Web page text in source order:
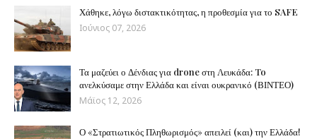
Χάθηκε, λόγω διστακτικότητας, η προθεσμία για το SAFE
Ιούνιος 07, 2026
Τα μαζεύει ο Δένδιας για drone στη Λευκάδα: To
ανελκύσαμε στην Ελλάδα και είναι ουκρανικό (ΒΙΝΤΕΟ)
Μάϊος 12, 2026
Ο «Στρατιωτικός Πληθωρισμός» απειλεί (και) την Ελλάδα!